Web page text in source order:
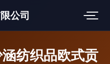
公司
纺织品欧式贡